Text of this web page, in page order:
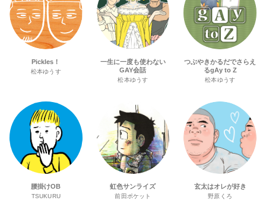
Pickles！
松本ゆうす
一生に一度も使わない
GAY会話
松本ゆうす
つぶやきかるだでさらえ
るgAy to Z
松本ゆうす
腰掛けOB
TSUKURU
虹色サンライズ
前田ポケット
玄太はオレが好き
野原くろ